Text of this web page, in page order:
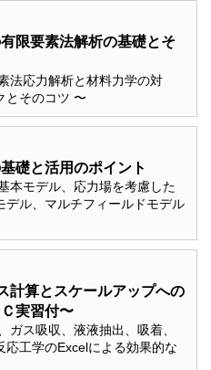
限要素法解析の基礎とそ
法応力解析と材料力学の対
とそのコツ 〜
礎と活用のポイント
本モデル、応力場を考慮した
デル、マルチフィールドモデル
計算とスケールアップへの
実習付〜
ガス吸収、液液抽出、吸着、
工学のExcelによる効果的な